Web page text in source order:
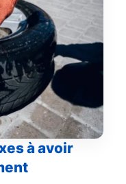
à avoir